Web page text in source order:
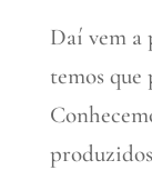
Daí vem a
temos